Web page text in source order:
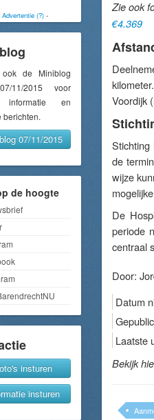
Advertentie (?)-
ook de Miniblog
11/2015 voor
informatie en
berichten.
07/11/2015
de hoogte
insturen
insturen
Zie ook
€4.369
Voordijk
de
wijze
De
periode
centraal
Door:
Datum
Laatste
Bekijk